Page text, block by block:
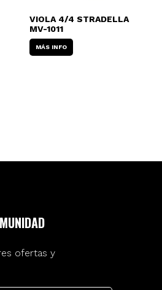
VIOLA 4/4 STRADELLA
MV-1011
MÁS INFO
ofertas y